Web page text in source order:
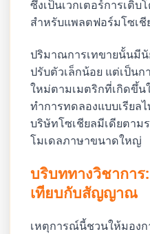
ซึ่งเป็นเวกเตอร์การเติ
สำหรับแพลตฟอร์มโซเชี
ปริมาณการเทขายนั้นมี
ปรับตัวเล็กน้อย แต่เป็น
ใหม่ตามเมตริกที่เกิดขึ้น
ทำการทดลองแบบเรียล
บริษัทโซเชียลมีเดียตาม
โมเดลภาษาขนาดใหญ่
บริบททางวิชากา
เทียบกับสัญญาณ
เหตุการณ์นี้ชวนให้มองก